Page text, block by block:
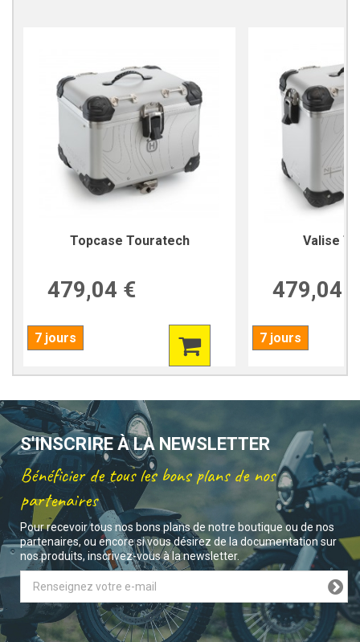
Topcase Touratech
479,04 €
7 jours
Valise
479,04 €
7 jours
S'INSCRIRE À LA NEWSLETTER
Bénéficier de tous les bons plans de nos
partenaires
Pour recevoir tous nos bons plans de notre boutique ou de nos
partenaires, ou encore si vous désirez de la documentation sur
nos produits, inscrivez-vous à la newsletter.